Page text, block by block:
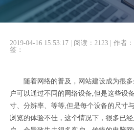
2019-04-16 15:53:17 阅读：2123 作者
签：
随着网络的普及，网站建设成为很多
户可以通过不同的网络设备,但是这些设
寸、分辨率、等等,但是每个设备的尺寸
浏览的体验不佳，这个情况下，很多已